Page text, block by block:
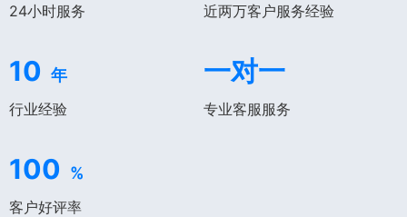
24小时服务 近两万客户服务经验
10 年
行业经验
一对一
专业客服服务
100 %
客户好评率